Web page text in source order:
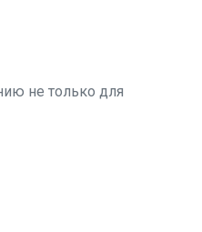
не только для